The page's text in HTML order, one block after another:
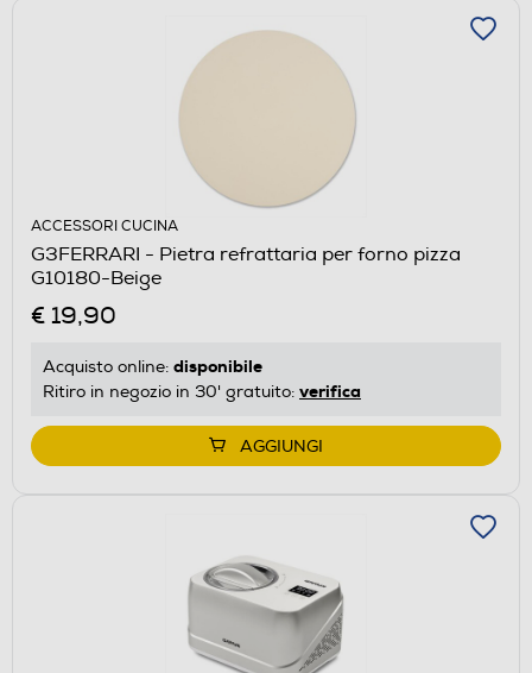
ACCESSORI CUCINA
G3FERRARI - Pietra refrattaria per forno pizza
G10180-Beige
€ 19,90
Acquisto online: disponibile
Ritiro in negozio in 30' gratuito: verifica
AGGIUNGI